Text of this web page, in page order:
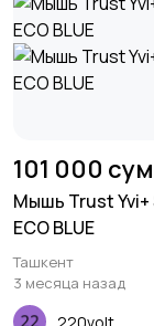
101 000 сум
Мышь Trust Yvi+
ECO BLUE
Ташкент
3 месяца назад
220volt